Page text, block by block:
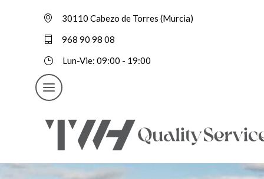
30110 Cabezo de Torres (Murcia)
968 90 98 08
Lun-Vie: 09:00 - 19:00